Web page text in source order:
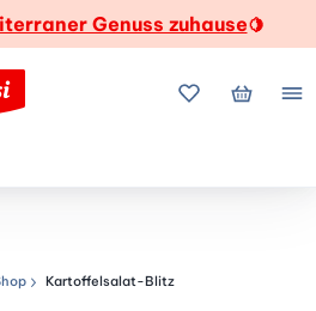
Genuss zuhause🍋
MeineMein
Kartoffelsalat-Blitz